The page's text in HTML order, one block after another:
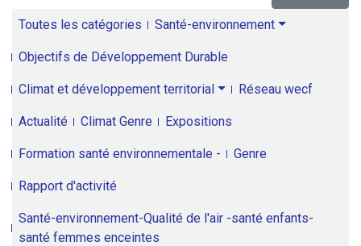
Toutes les catégories Santé-environnement
Objectifs de Développement Durable
Climat et développement territorial Réseau wecf
Actualité Climat Genre Expositions
Formation santé environnementale - Genre
Rapport d'activité
Santé-environnement-Qualité de l'air -santé enfants-
santé femmes enceintes